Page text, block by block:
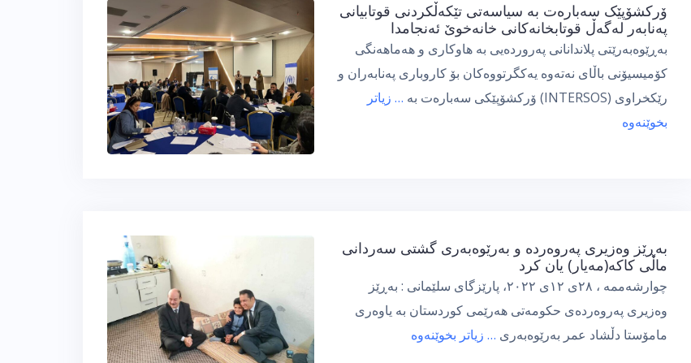
ۆرکشۆپێک سەبارەت بە سیاسەتی تێکەڵکردنی قوتابیانی
پەنابەر لەگەڵ قوتابخانەکانی خانەخوێ ئەنجامدا
بەڕێوەبەرێتی پلاندانانی پەروردەیی بە هاوکاری و هەماهەنگی
کۆمیسیۆنی باڵای نەتەوە یەکگرتووەکان بۆ کاروباری پەنابەران و
رێکخراوی (INTERSOS) ۆرکشۆپێکی سەبارەت بە
… زیاتر
بخوێنەوە
بەڕێز وەزیری پەروەردە و بەرێوەبەری گشتی سەردانی
ماڵی کاکە(مەیار) یان کرد
چوارشەممە ، ٢٨ی ١٢ی ٢٠٢٢، پارێزگای سلێمانی : بەڕێز
وەزیری پەروەردەی حکومەتی هەرێمی کوردستان بە یاوەری
مامۆستا دڵشاد عمر بەرێوەبەری … زیاتر بخوێنەوە